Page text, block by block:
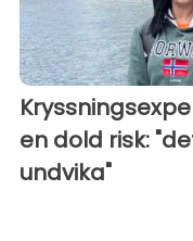
en dold risk:
undvika"